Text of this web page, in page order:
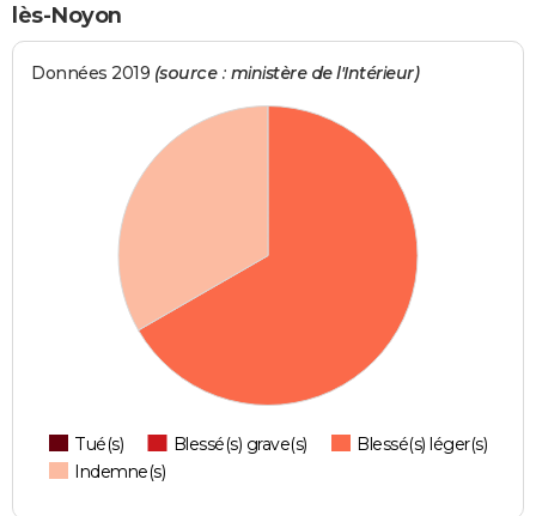
lès-Noyon
Données 2019 (source : ministère de l'Intérieur)
Tué(s) Blessé(s) grave(s)
Blessé(s) léger(s)
Indemne(s)